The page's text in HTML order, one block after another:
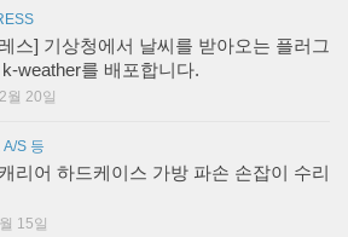
스] 기상청에서 날씨를 받아오는 플러그
weather를 배포합니다.
월 20일
리어 하드케이스 가방 파손 손잡이 수리
15일